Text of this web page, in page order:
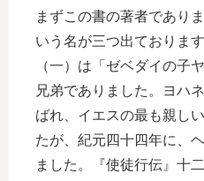
まずこの書の著者であり
いう名が三つ出ております
（一）は「ゼベダイの子
兄弟でありました。ヨハ
ばれ、イエスの最も親し
たが、紀元四十四年に、
ました。『使徒行伝』十